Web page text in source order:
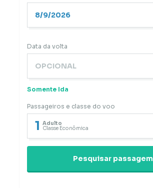
Data da volta
Somente Ida
Passageiros e classe do voo
1 Adulto
Classe Econômica
Pesquisar passagem